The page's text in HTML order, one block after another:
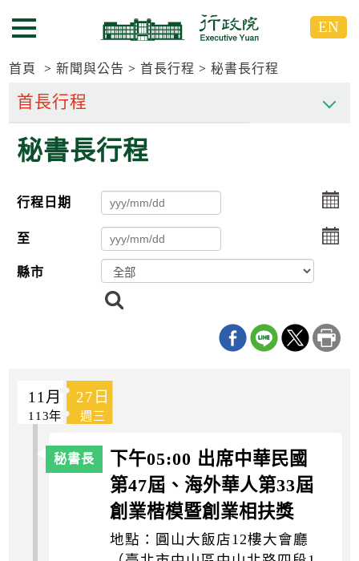
到
要
區
到
要
區
選單按鈕 EN
首頁 新聞與公告 首長行程 秘書長行程
秘書長行程
行程日期
選
擇
至
選
擇
縣市
尋
11月 27日
113年 週三
下午05:00 出席中華民國
第47屆、海外華人第33屆
創業楷模暨創業相扶獎
地點：圓山大飯店12樓大會廳